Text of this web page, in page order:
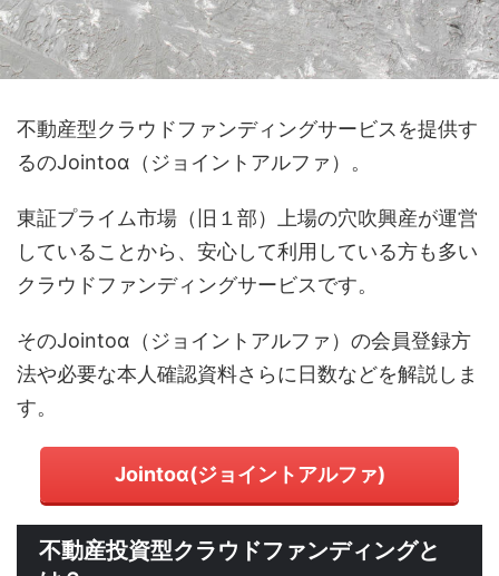
不動産型クラウドファンディングサービスを提供す
るのJointoα（ジョイントアルファ）。
東証プライム市場（旧１部）上場の穴吹興産が運営
していることから、安心して利用している方も多い
クラウドファンディングサービスです。
そのJointoα（ジョイントアルファ）の会員登録方
法や必要な本人確認資料さらに日数などを解説しま
す。
Jointoα(ジョイントアルファ)
不動産投資型クラウドファンディングと